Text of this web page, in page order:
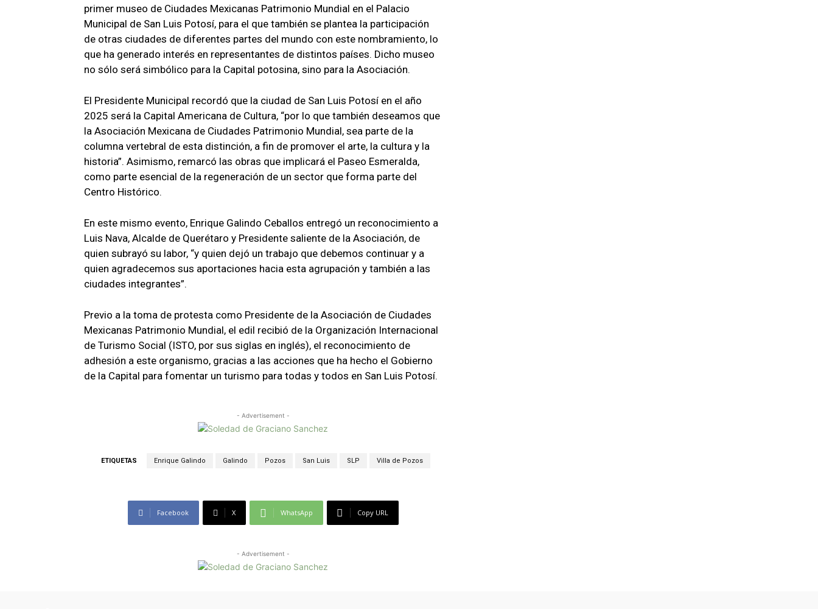
primer museo de Ciudades Mexicanas Patrimonio Mundial en el Palacio
Municipal de San Luis Potosí, para el que también se plantea la participación
de otras ciudades de diferentes partes del mundo con este nombramiento, lo
que ha generado interés en representantes de distintos países. Dicho museo
no sólo será simbólico para la Capital potosina, sino para la Asociación.
El Presidente Municipal recordó que la ciudad de San Luis Potosí en el año
2025 será la Capital Americana de Cultura, “por lo que también deseamos que
la Asociación Mexicana de Ciudades Patrimonio Mundial, sea parte de la
columna vertebral de esta distinción, a fin de promover el arte, la cultura y la
historia”. Asimismo, remarcó las obras que implicará el Paseo Esmeralda,
como parte esencial de la regeneración de un sector que forma parte del
Centro Histórico.
En este mismo evento, Enrique Galindo Ceballos entregó un reconocimiento a
Luis Nava, Alcalde de Querétaro y Presidente saliente de la Asociación, de
quien subrayó su labor, “y quien dejó un trabajo que debemos continuar y a
quien agradecemos sus aportaciones hacia esta agrupación y también a las
ciudades integrantes”.
Previo a la toma de protesta como Presidente de la Asociación de Ciudades
Mexicanas Patrimonio Mundial, el edil recibió de la Organización Internacional
de Turismo Social (ISTO, por sus siglas en inglés), el reconocimiento de
adhesión a este organismo, gracias a las acciones que ha hecho el Gobierno
de la Capital para fomentar un turismo para todas y todos en San Luis Potosí.
- Advertisement -
ETIQUETAS Enrique Galindo Galindo Pozos San Luis SLP Villa de Pozos
Facebook X WhatsApp Copy URL
- Advertisement -